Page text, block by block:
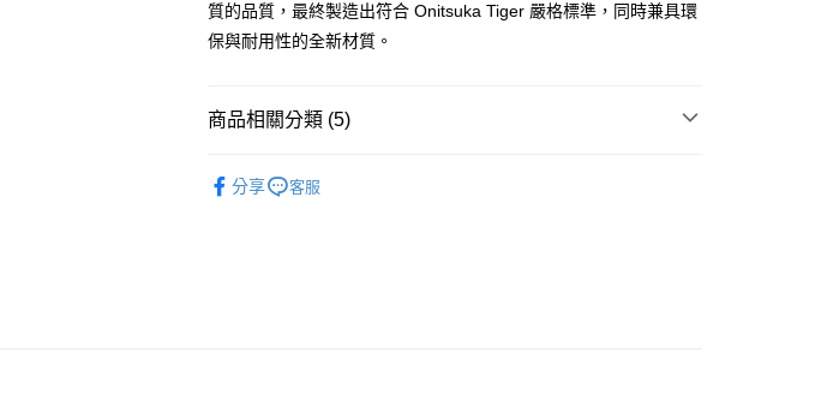
付款後萊爾富取貨
每筆NT$80，滿NT$6,000(含以上)免運費
每筆NT$80，滿NT$6,000(含以上)免運費
付款後7-11取貨
質的品質，最終製造出符合 Onitsuka Tiger 嚴格標準，同時兼具環
保與耐用性的全新材質。
商品相關分類 (5)
分享 客服